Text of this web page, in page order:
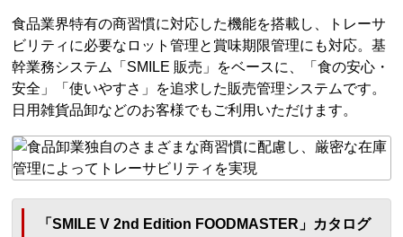
食品業界特有の商習慣に対応した機能を搭載し、トレーサ
ビリティに必要なロット管理と賞味期限管理にも対応。基
幹業務システム「SMILE 販売」をベースに、「食の安心・
安全」「使いやすさ」を追求した販売管理システムです。
日用雑貨品卸などのお客様でもご利用いただけます。
「SMILE V 2nd Edition FOODMASTER」カタログ